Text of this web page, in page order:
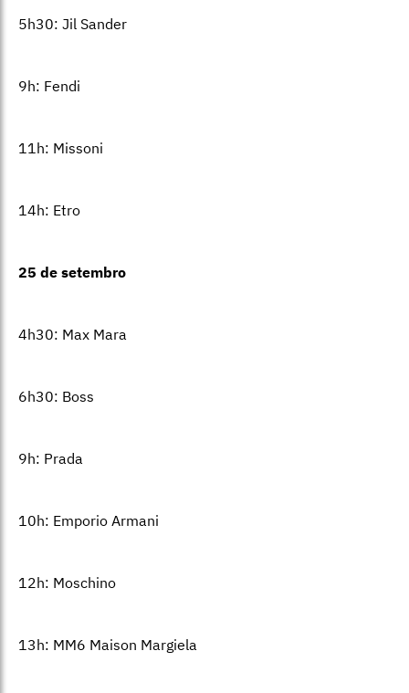
5h30: Jil Sander
9h: Fendi
11h: Missoni
14h: Etro
25 de setembro
4h30: Max Mara
6h30: Boss
9h: Prada
10h: Emporio Armani
12h: Moschino
13h: MM6 Maison Margiela